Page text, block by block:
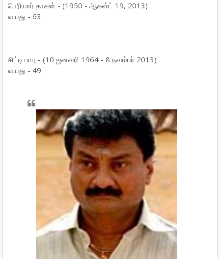
பெரியார் தாசன் - (1950 - ஆகஸ்ட் 19, 2013)
வயது - 63
சிட்டி பாபு - (10 ஜனவரி 1964 - 8 நவம்பர் 2013)
வயது - 49